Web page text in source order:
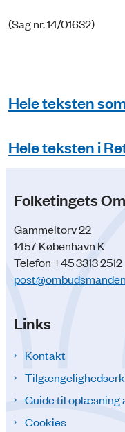
(Sag nr. 14/01632)
Hele teksten
Hele teksten i
Folketingets
Gammeltorv 22
1457 København K
Telefon +45 3313 2512
Links
Kontakt
Guide til oplæsning
Cookies